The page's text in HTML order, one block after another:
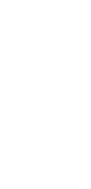
optimized
you with